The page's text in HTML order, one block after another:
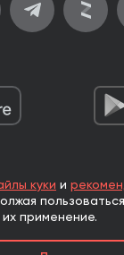
Паблишер»
ООО «Альпина
куки и
применение.